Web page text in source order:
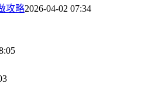
攻略2026-04-02 07:34